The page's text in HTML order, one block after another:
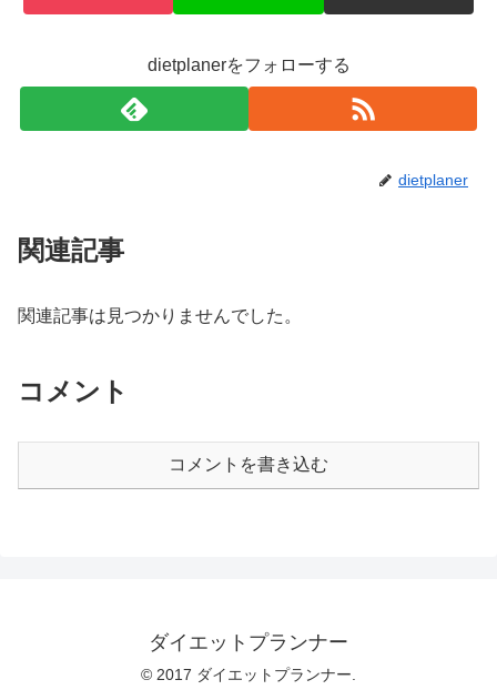
dietplanerをフォローする
dietplaner
関連記事
関連記事は見つかりませんでした。
コメント
コメントを書き込む
ダイエットプランナー
© 2017 ダイエットプランナー.